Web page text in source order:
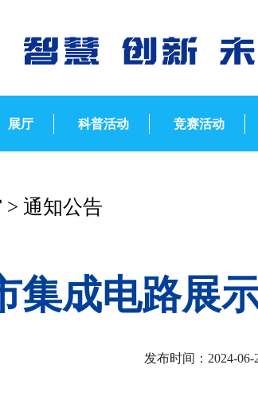
展厅 科普活动 竞赛活动
> 通知公告
集成电路展
发布时间：2024-